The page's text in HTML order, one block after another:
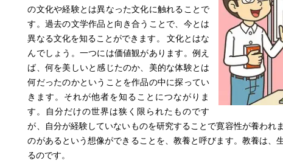
の文化や経験とは異なった文化に触れることで
す。過去の文学作品と向き合うことで、今とは
異なる文化を知ることができます。 文化とはな
んでしょう。一つには価値観があります。例え
ば、何を美しいと感じたのか、美的な体験とは
何だったのかということを作品の中に探ってい
きます。それが他者を知ることにつながりま
す。自分だけの世界は狭く限られたものです
が、自分が経験していないものを研究することで寛容性が養われ
のがあるという想像ができることを、教養と呼びます。教養は、
るのです。